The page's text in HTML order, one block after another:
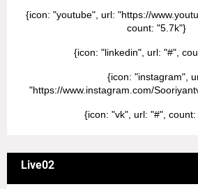
{icon: "youtube", url: "https://
count: "5.7k"}
{icon: "linkedin", url: "#",
{icon: "instagram",
"https://www.instagram.com/
{icon: "vk", url: "#",
Live02